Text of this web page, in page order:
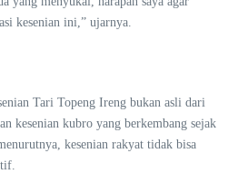
kesenian ini,” ujarnya.
Tari Topeng Ireng bukan asli dari
kesenian kubro yang berkembang sejak
kesenian rakyat tidak bisa